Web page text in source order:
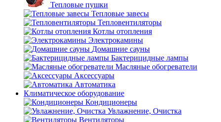
Тепловые пушки
Тепловые завесы
Тепловентиляторы
Котлы отопления
Электрокамины
Домашние сауны
Бактерицидные лампы
Масляные обогреватели
Аксессуары
Автоматика
Климатическое оборудование
Кондиционеры
Увлажнение, Очистка
Вентиляторы